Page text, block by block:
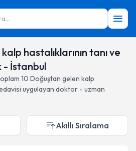
hastalıklarının tanı ve
- İstanbul
10 Doğuştan gelen kalp
uygulayan doktor - uzman
Akıllı Sıralama